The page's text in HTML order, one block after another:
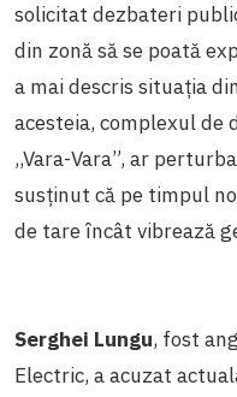
solicitat dezbateri
din zonă să se poată
a mai descris situația
acesteia, complexul de
,,Vara-Vara”, ar
susținut că pe timpul
de tare încât vibrează
Serghei Lungu, fost
Electric, a acuzat